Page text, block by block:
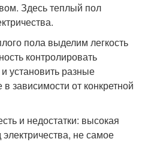
Здесь теплый пол
пола выделим легкость
контролировать
установить разные
зависимости от конкретной
и недостатки: высокая
не самое